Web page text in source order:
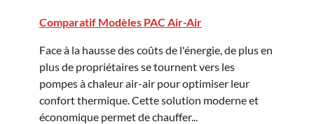
Comparatif Modèles PAC Air-Air
Face à la hausse des coûts de l'énergie, de plus en
plus de propriétaires se tournent vers les
pompes à chaleur air-air pour optimiser leur
confort thermique. Cette solution moderne et
économique permet de chauffer...